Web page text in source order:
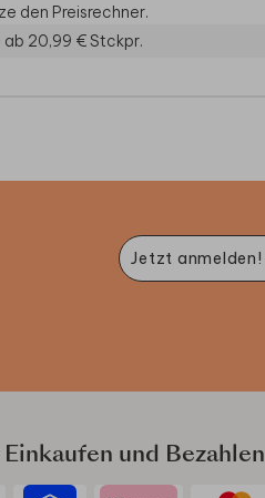
den Preisrechner.
ab 20,99 €Stckpr.
Jetzt anmelden!
Einkaufen und Bezahlen